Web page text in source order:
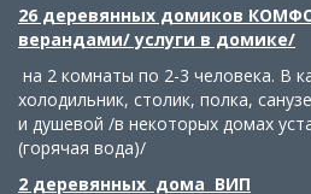
26 деревянных домиков
верандами/ услуги в домике/
на 2 комнаты по 2-3 человека. В
холодильник, столик, полка,
и душевой /в некоторых домах
(горячая вода)/
2 деревянных дома ВИП